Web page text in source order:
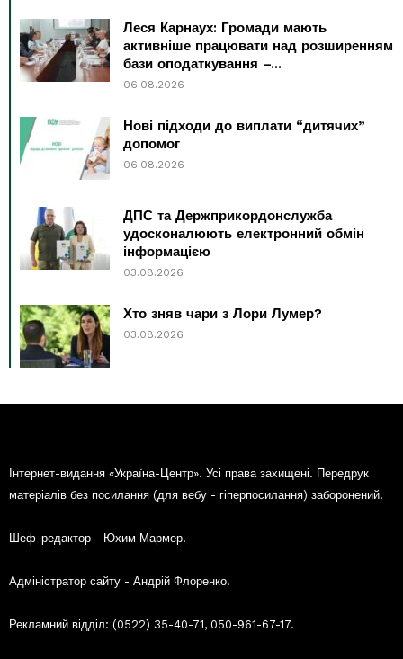
Леся Карнаух: Громади мають
активніше працювати над розширенням
бази оподаткування –...
06.08.2026
Нові підходи до виплати “дитячих”
допомог
06.08.2026
ДПС та Держприкордонслужба
удосконалюють електронний обмін
інформацією
03.08.2026
Хто зняв чари з Лори Лумер?
03.08.2026
Інтернет-видання «Україна-Центр». Усі права захищені. Передрук
матеріалів без посилання (для вебу - гіперпосилання) заборонений.
Шеф-редактор - Юхим Мармер.
Адміністратор сайту - Андрій Флоренко.
Рекламний відділ: (0522) 35-40-71, 050-961-67-17.